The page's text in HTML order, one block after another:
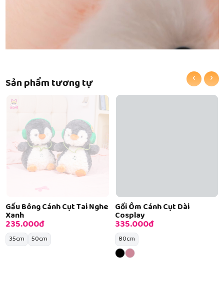
Sản phẩm tương tự
Gấu Bông Cánh Cụt Tai Nghe
Xanh
235.000đ
35cm 50cm
Gối Ôm Cánh Cụt Dài
Cosplay
335.000đ
80cm
‹ ›